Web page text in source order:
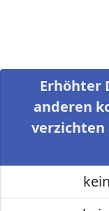
Erhöhter
anderen
verzichten